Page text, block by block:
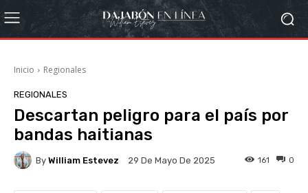
Inicio Regionales
REGIONALES
Descartan peligro para el país por
bandas haitianas
By William Estevez 29 De Mayo De 2025 0
161